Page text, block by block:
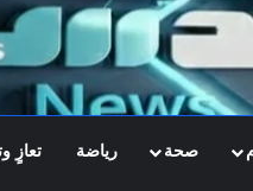
صحة رياضة تعازٍ